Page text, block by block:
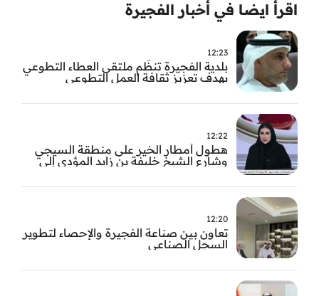
اقرأ ايضا في أخبار الفجيرة
12:23
بلدية الفجيرة تنظّم ملتقى العطاء التطوعي
بهدف تعزيز ثقافة العمل التطوعي
12:22
هطول أمطار الخير على منطقة السيجي
وشارع الشيخ خليفة بن زايد المؤدي إلى
12:20
تعاون بين صناعة الفجيرة والإحصاء لتطوير
السجل الصناعي